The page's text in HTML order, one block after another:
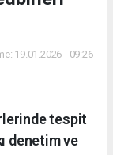
19.01.2026 - 09:26
tespit
denetim ve